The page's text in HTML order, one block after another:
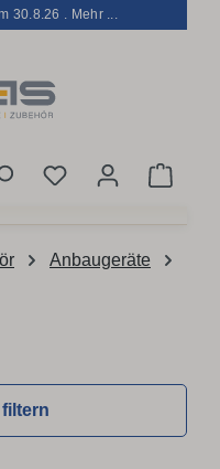
30.8.26 . Mehr ...
Du hast 0
Anbaugeräte